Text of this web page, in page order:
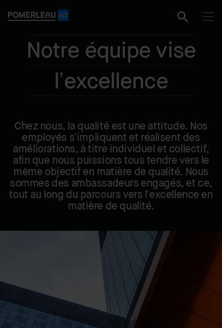
Notre équipe vise
l’excellence
Chez nous, la qualité est une attitude. Nos
employés s’impliquent et réalisent des
améliorations, à titre individuel et collectif,
afin que nous puissions tous tendre vers le
même objectif en matière de qualité. Nous
sommes des ambassadeurs engagés, et ce,
tout au long du parcours vers l’excellence en
matière de qualité.